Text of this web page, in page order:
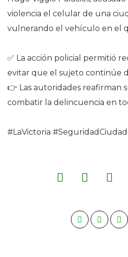
violencia el celular de una
vulnerando el vehículo en el
✅ La acción policial permitió
evitar que el sujeto continúe
👉 Las autoridades reafirman
combatir la delincuencia en
#LaVictoria